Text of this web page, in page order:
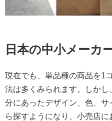
日本の中小メーカ
現在でも、単品種の商品を1
法は多くみられます。しか
分にあったデザイン、色、
ら探すようになり、小売店